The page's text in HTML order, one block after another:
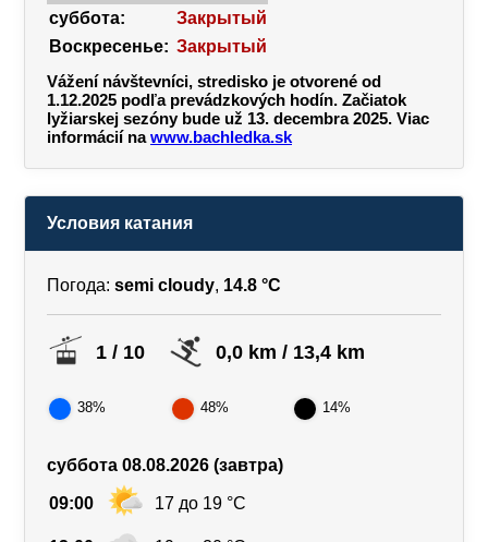
суббота:
Закрытый
Воскресенье: Закрытый
Vážení návštevníci, stredisko je otvorené od
1.12.2025 podľa prevádzkových hodín. Začiatok
lyžiarskej sezóny bude už 13. decembra 2025. Viac
informácií nawww.bachledka.sk
Условия катания
Погода: semi cloudy, 14.8 °C
1 / 10 0,0 km / 13,4 km
38% 48% 14%
суббота 08.08.2026 (завтра)
09:00 17 до 19 °C